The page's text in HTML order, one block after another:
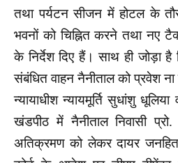
तथा पर्यटन सीजन में होटल के
भवनों को चिह्नित करने तथा नए
के निर्देश दिए हैं। साथ ही जोड़ा है
संबंधित वाहन नैनीताल को प्रवेश ना
न्यायाधीश न्यायमूर्ति सुधांशु धूलिया
खंडपीठ में नैनीताल निवासी
अतिक्रमण को लेकर दायर जनहित